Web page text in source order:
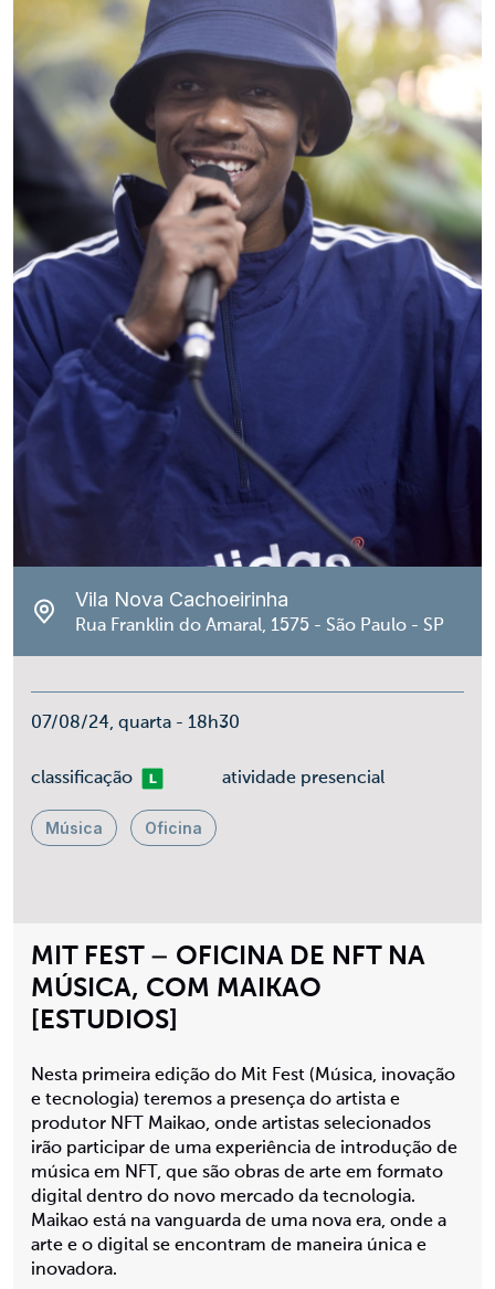
MIT FEST – OFICINA DE NFT NA
MÚSICA, COM MAIKAO
[ESTUDIOS]
Nesta primeira edição do Mit Fest (Música, inovação
e tecnologia) teremos a presença do artista e
produtor NFT Maikao, onde artistas selecionados
irão participar de uma experiência de introdução de
música em NFT, que são obras de arte em formato
digital dentro do novo mercado da tecnologia.
Maikao está na vanguarda de uma nova era, onde a
arte e o digital se encontram de maneira única e
inovadora.
Vila Nova Cachoeirinha
Rua Franklin do Amaral, 1575 - São Paulo - SP
07/08/24, quarta - 18h30
classificaçãoLivre atividade presencial
Música Oficina